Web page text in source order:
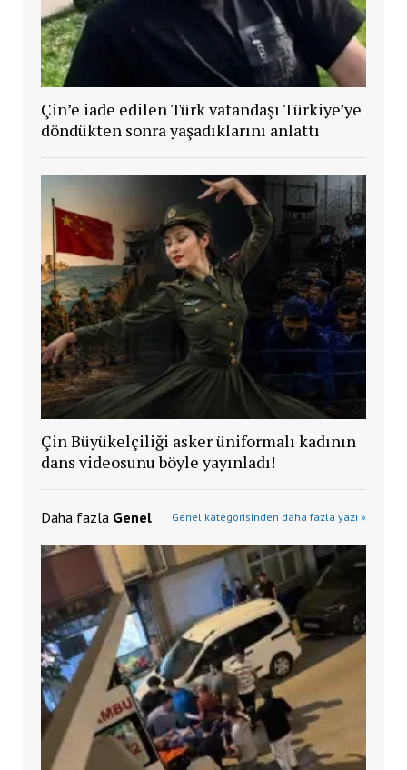
Çin’e iade edilen Türk vatandaşı Türkiye’ye
döndükten sonra yaşadıklarını anlattı
Çin Büyükelçiliği asker üniformalı kadının
dans videosunu böyle yayınladı!
Daha fazla Genel Genel kategorisinden daha fazla yazı »